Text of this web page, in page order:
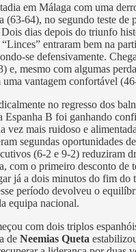
em Málaga com uma
(63-64), no segundo teste de
dias depois do triunfo
entraram bem na
se defensivamente.
e, mesmo com algumas
vantagem confortável
no regresso dos
Espanha B foi ganhando
vez mais ruidoso e
segundas oportunidades
(6-2 e 9-2) reduziram
com o primeiro desconto de
já a dois minutos do fim do
período devolveu o
equipa nacional.
com dois triplos
de Neemias Queta